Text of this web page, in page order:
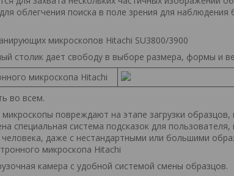
облегчения поиска в поле зрения для
микроскопов Hitachi SU3800/3900
столик дает свободу в выборе размера, формы и
во всем.
повреждают на этапе загрузки образцов,
специальная система подсказок для
даже с нестандартными или большими
камера с удобной системой смены образцов.